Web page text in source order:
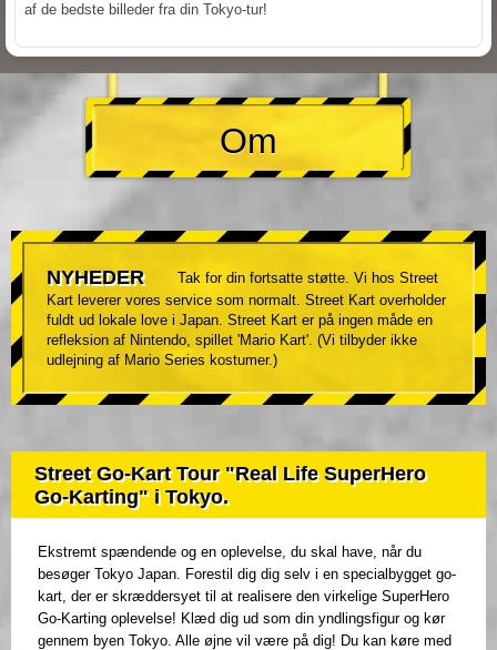
af de bedste billeder fra din Tokyo-tur!
Om
NYHEDER
Tak for din fortsatte støtte. Vi hos Street
Kart leverer vores service som normalt. Street Kart overholder
fuldt ud lokale love i Japan. Street Kart er på ingen måde en
refleksion af Nintendo, spillet 'Mario Kart'. (Vi tilbyder ikke
udlejning af Mario Series kostumer.)
Street Go-Kart Tour "Real Life SuperHero
Go-Karting" i Tokyo.
Ekstremt spændende og en oplevelse, du skal have, når du
besøger Tokyo Japan. Forestil dig dig selv i en specialbygget go-
kart, der er skræddersyet til at realisere den virkelige SuperHero
Go-Karting oplevelse! Klæd dig ud som din yndlingsfigur og kør
gennem byen Tokyo. Alle øjne vil være på dig! Du kan køre med